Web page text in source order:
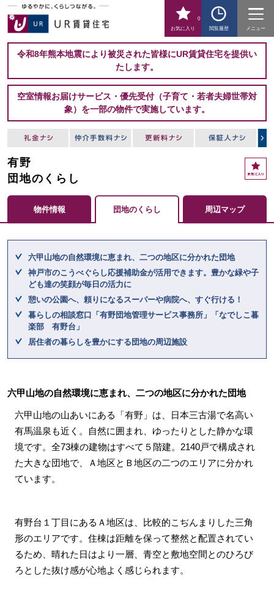
お気に入り
0
閲覧履歴
メニュー
令和8年熊本地震により被災された皆様にUR賃貸住宅を提供い
たします。
空室情報お届けサービス・優先受付（子育て・若者夫婦世帯対
象）を一部の物件で実施しています。
有野
団地のくらし
お
気
入
り
物件情報 団地のくらし 周辺マップ
六甲山地の自然環境に恵まれ、二つの地区に分かれた団地
神戸市のこうべぐらし応援補助金が活用できます。豊かな緑や子
ども達の笑顔が毎日の活力に
憩いの公園へ、頼りになるスーパーや病院へ、すぐ行ける！
暮らしの相談窓口「有野団地管理サービス事務所」「なでしこ暮
楽部 有野台」
居住者の暮らしを豊かにする団地の周辺施設
六甲山地の自然環境に恵まれ、二つの地区に分かれた団地
六甲山地の山あいにある「有野」は、日本三古湯で名高い
有馬温泉も近く。自然に囲まれ、ゆったりとした静かな環
境です。全73棟の建物はすべて５階建。2140戸で構成され
た大きな団地で、Ａ地区とＢ地区の二つのエリアに分かれ
ています。
有野台１丁目にあるＡ地区は、比較的こぢんまりした三角
形のエリアです。住棟は距離を保って整然と配置されてい
るため、晴れた日はより一層、青空と敷地空間とのひろび
ろとした抜け感が心地よく感じられます。